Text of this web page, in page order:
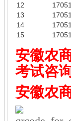
12
13
14
15
安徽农
考试咨
安徽农